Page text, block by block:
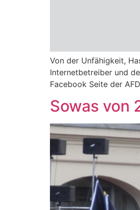
Von der Unfähigkeit,
Internetbetreiber und
Facebook Seite der
Sowas von